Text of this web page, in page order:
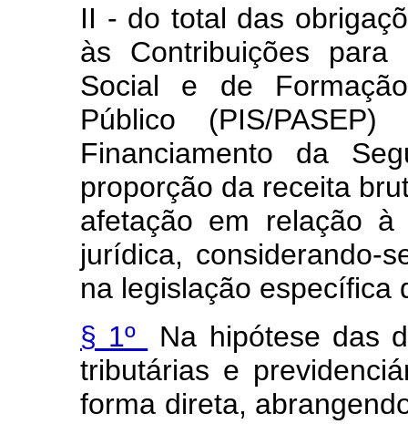
II - do total das
às Contribuições
Social e de
Público (PIS/
Financiamento da
proporção da receita
afetação em relação
jurídica, considerando-
na legislação específica
§ 1º
Na hipótese das
tributárias e
forma direta,